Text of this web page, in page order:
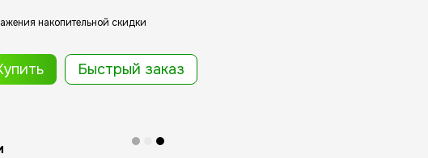
накопительной скидки
Быстрый заказ